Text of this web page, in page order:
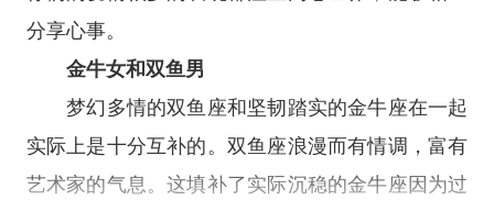
分享心事。
金牛女和双鱼男
梦幻多情的双鱼座和坚韧踏实的金牛座在一起
实际上是十分互补的。双鱼座浪漫而有情调，富有
艺术家的气息。这填补了实际沉稳的金牛座因为过